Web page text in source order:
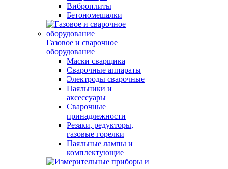
Виброплиты
Бетономешалки
Газовое и сварочное
оборудование
Маски сварщика
Сварочные аппараты
Электроды сварочные
Паяльники и
аксессуары
Сварочные
принадлежности
Резаки, редукторы,
газовые горелки
Паяльные лампы и
комплектующие